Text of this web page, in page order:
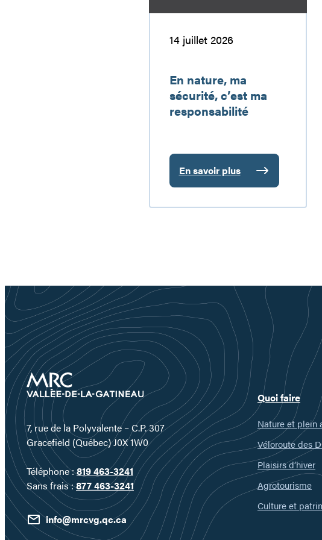
responsabilité
14 juillet 2026
En nature, ma
sécurité, c’est ma
responsabilité
En savoir plus
:
En
nature,
7, rue de la Polyvalente – C.P. 307
Gracefield (Québec) J0X 1W0
Téléphone :819 463-3241
Sans frais :877 463-3241
info@mrcvg.qc.ca
Quoi faire
Nature et plein
Véloroute des
Plaisirs d’hiver
Agrotourisme
Culture et